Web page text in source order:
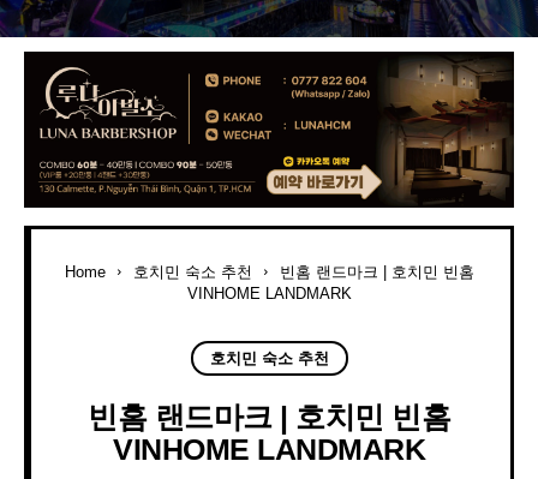
Home 호치민 숙소 추천
빈홈 랜드마크 | 호치민 빈홈
VINHOME LANDMARK
호치민 숙소 추천
빈홈 랜드마크 | 호치민 빈홈
VINHOME LANDMARK